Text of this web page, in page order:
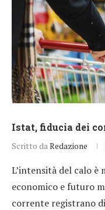
Istat, fiducia dei
Scritto da Redazione
L’intensità del calo
economico e futuro
corrente registrano